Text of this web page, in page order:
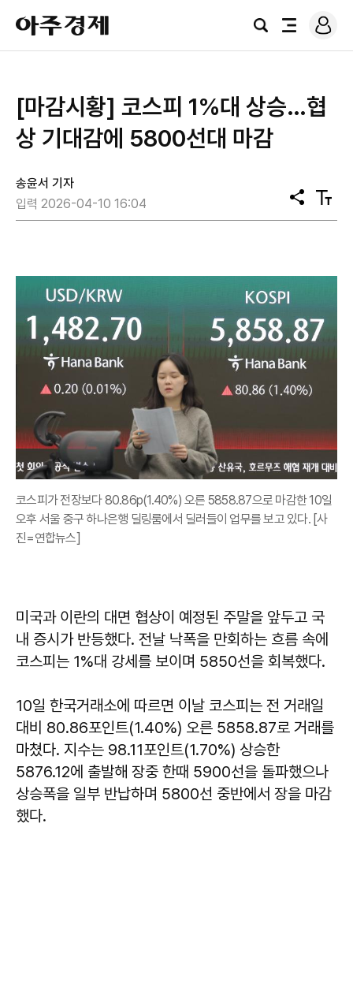
아
주
경
검
전
로
그
[마감시황] 코스피 1%대 상승…협
상 기대감에 5800선대 마감
송윤서 기자
입력 2026-04-10 16:04
공
유
텍
스
코스피가 전장보다 80.86p(1.40%) 오른 5858.87으로 마감한 10일
오후 서울 중구 하나은행 딜링룸에서 딜러들이 업무를 보고 있다. [사
진=연합뉴스]
미국과 이란의 대면 협상이 예정된 주말을 앞두고 국
내 증시가 반등했다. 전날 낙폭을 만회하는 흐름 속에
코스피는 1%대 강세를 보이며 5850선을 회복했다.
10일 한국거래소에 따르면 이날 코스피는 전 거래일
대비 80.86포인트(1.40%) 오른 5858.87로 거래를
마쳤다. 지수는 98.11포인트(1.70%) 상승한
5876.12에 출발해 장중 한때 5900선을 돌파했으나
상승폭을 일부 반납하며 5800선 중반에서 장을 마감
했다.